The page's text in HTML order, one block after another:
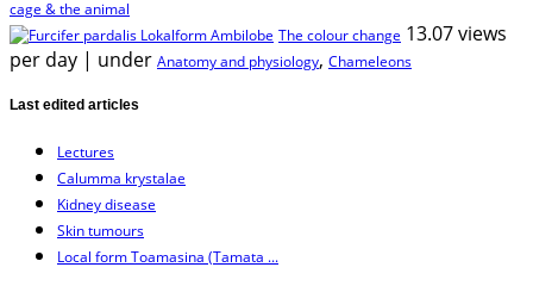
cage & the animal
The colour change 13.07 views
per day | under Anatomy and physiology, Chameleons
Last edited articles
Lectures
Calumma krystalae
Kidney disease
Skin tumours
Local form Toamasina (Tamata ...